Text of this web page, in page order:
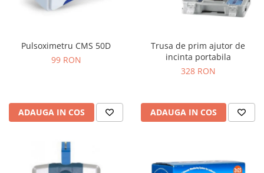
Pulsoximetru CMS 50D
99 RON
ADAUGA IN COS
Trusa de prim ajutor de
incinta portabila
328 RON
ADAUGA IN COS